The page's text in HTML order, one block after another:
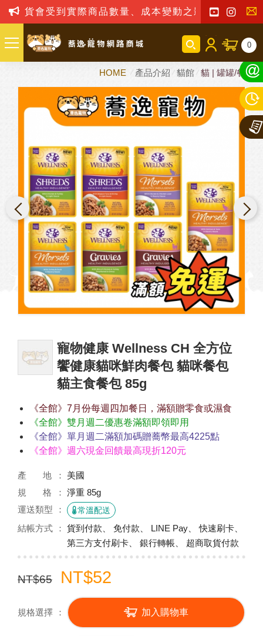
會受到實際商品數量、成本變動之影響，我司保留訂
聯
我
們
0
HOME 產品介紹 貓館 貓 | 罐罐/餐包
寵物健康 Wellness CH 全方位
饗健康貓咪鮮肉餐包 貓咪餐包
貓主食餐包 85g
《全館》7月份每週四加餐日，滿額贈零食或濕食
《全館》雙月週二優惠卷滿額即領即用
《全館》單月週二滿額加碼贈蕎幣最高4225點
《全館》週六現金回饋最高現折120元
產 地
美國
規 格
淨重 85g
運送類型
常溫配送
結帳方式
貨到付款、 免付款、 LINE Pay、 快速刷卡、
第三方支付刷卡、 銀行轉帳、 超商取貨付款
NT$65 NT$52
規格選擇 加入購物車